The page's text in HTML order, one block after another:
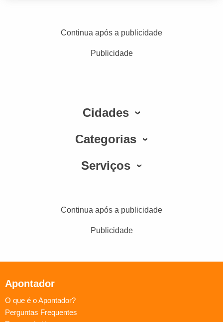
Continua após a publicidade
Publicidade
Cidades
Categorias
Serviços
Continua após a publicidade
Publicidade
Apontador
O que é o Apontador?
Perguntas Frequentes